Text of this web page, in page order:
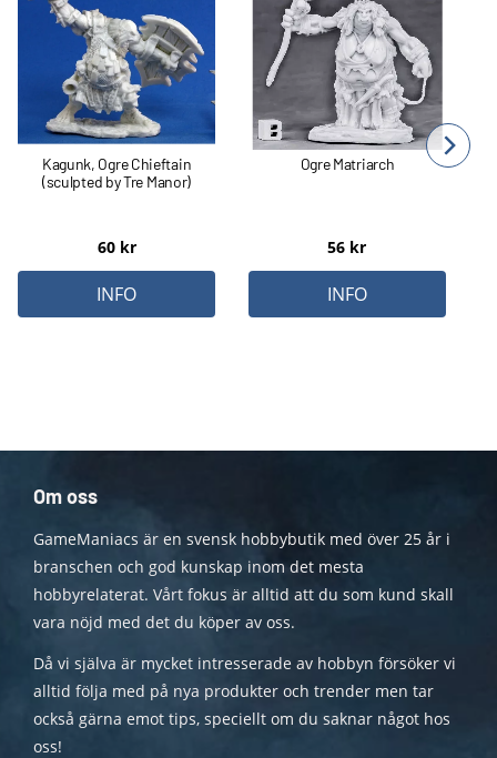
Kagunk, Ogre Chieftain
(sculpted by Tre Manor)
60kr
INFO
Ogre Matriarch
56 kr
INFO
Om oss
GameManiacs är en svensk hobbybutik med över 25 år i
branschen och god kunskap inom det mesta
hobbyrelaterat. Vårt fokus är alltid att du som kund skall
vara nöjd med det du köper av oss.
Då vi själva är mycket intresserade av hobbyn försöker vi
alltid följa med på nya produkter och trender men tar
också gärna emot tips, speciellt om du saknar något hos
oss!